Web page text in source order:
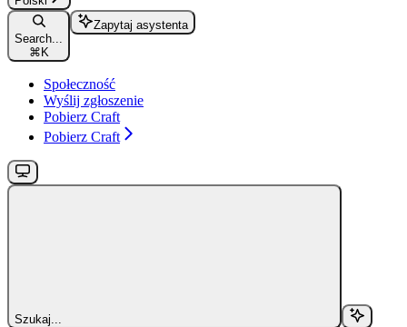
Search...
⌘ K
Zapytaj asystenta
Społeczność
Wyślij zgłoszenie
Pobierz Craft
Pobierz Craft
Szukaj...